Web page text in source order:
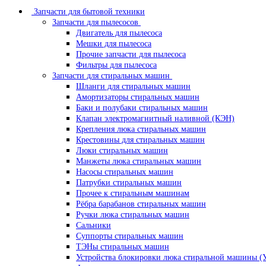
Запчасти для бытовой техники
Запчасти для пылесосов
Двигатель для пылесоса
Мешки для пылесоса
Прочие запчасти для пылесоса
Фильтры для пылесоса
Запчасти для стиральных машин
Шланги для стиральных машин
Амортизаторы стиральных машин
Баки и полубаки стиральных машин
Клапан электромагнитный наливной (КЭН)
Крепления люка стиральных машин
Крестовины для стиральных машин
Люки стиральных машин
Манжеты люка стиральных машин
Насосы стиральных машин
Патрубки стиральных машин
Прочее к стиральным машинам
Рёбра барабанов стиральных машин
Ручки люка стиральных машин
Сальники
Суппорты стиральных машин
ТЭНы стиральных машин
Устройства блокировки люка стиральной машины